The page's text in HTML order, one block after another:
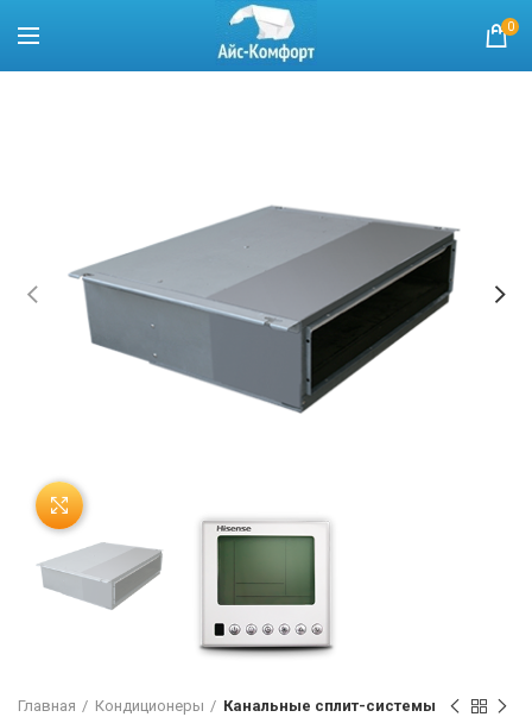
0
Главная Кондиционеры Канальные сплит-системы